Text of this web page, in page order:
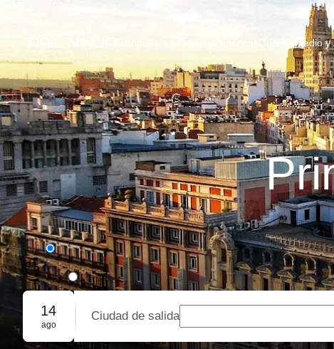
Europa Asia y Oceanía Américas Oriente Medio y
Ida
Ida y vuelta
Reserva grupal
14
ago
Ciudad de salida